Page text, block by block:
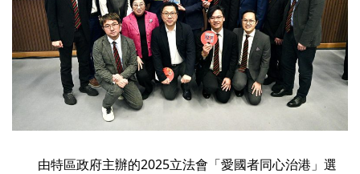
由特區政府主辦的2025立法會「愛國者同心治港」選